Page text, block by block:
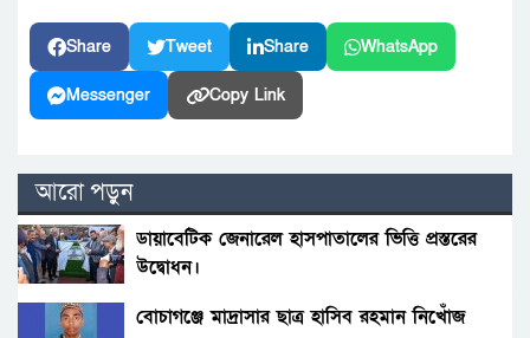
Share Tweet Share WhatsApp
Messenger Copy Link
আরো পড়ুন
ডায়াবেটিক জেনারেল হাসপাতালের ভিত্তি প্রস্তরের
উদ্বোধন।
বোচাগঞ্জে মাদ্রাসার ছাত্র হাসিব রহমান নিখোঁজ